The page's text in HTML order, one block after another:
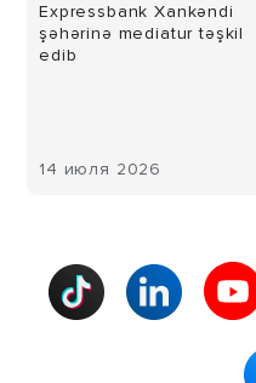
Expressbank Xankəndi
şəhərinə mediatur təşkil
edib
14 июля 2026